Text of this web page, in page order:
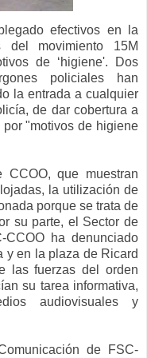
efectivos en la
movimiento 15M
de ‘higiene'. Dos
policiales han
la entrada a cualquier
de dar cobertura a
"motivos de higiene
CCOO, que muestran
la utilización de
porque se trata de
su parte, el Sector de
CCOO ha denunciado
y en la plaza de Ricard
las fuerzas del orden
su tarea informativa,
audiovisuales y
de FSC-